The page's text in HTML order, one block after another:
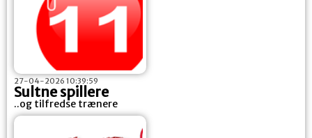
27-04-2026 10:39:59
Sultne spillere
..og tilfredse trænere